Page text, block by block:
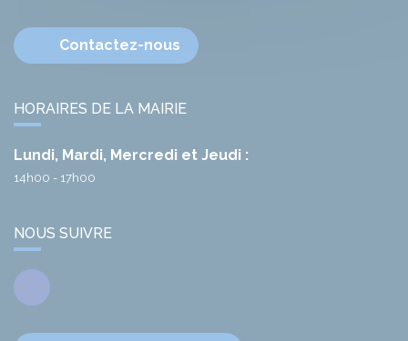
Contactez-nous
HORAIRES DE LA MAIRIE
Lundi, Mardi, Mercredi et Jeudi :
14h00 - 17h00
NOUS SUIVRE
Facebook